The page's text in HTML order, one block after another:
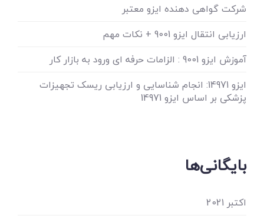
شرکت گواهی دهنده ایزو معتبر
ارزیابی انتقال ایزو 9001 + نکات مهم
آموزش ایزو 9001 : الزامات حرفه ای ورود به بازار کار
ایزو 14971: انجام شناسایی و ارزیابی ریسک تجهیزات
پزشکی بر اساس ایزو 14971
بایگانی‌ها
اکتبر 2021